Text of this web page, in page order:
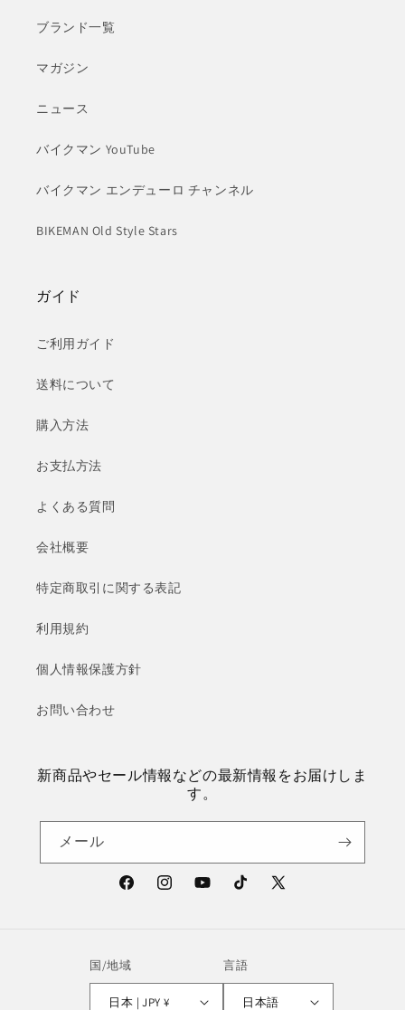
ブランド一覧
マガジン
ニュース
バイクマン YouTube
バイクマン エンデューロ チャンネル
BIKEMAN Old Style Stars
ガイド
ご利用ガイド
送料について
購入方法
お支払方法
よくある質問
会社概要
特定商取引に関する表記
利用規約
個人情報保護方針
お問い合わせ
新商品やセール情報などの最新情報をお届けしま
す。
メール
FacebookInstagramYouTubeTikTok
X
国/地域
日本 | JPY ¥
言語
日本語